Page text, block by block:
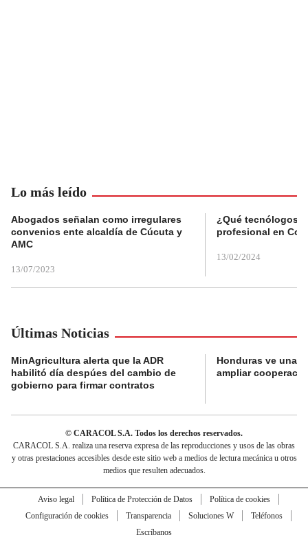
Lo más leído
Abogados señalan como irregulares
convenios ente alcaldía de Cúcuta y
AMC
13/07/2023
¿Qué tecnólogos
profesional en
13/02/2024
Últimas Noticias
MinAgricultura alerta que la ADR
habilitó día despúes del cambio de
gobierno para firmar contratos
Honduras ve una
ampliar
© CARACOL S.A. Todos los derechos reservados.
CARACOL S.A. realiza una reserva expresa de las reproducciones y usos de las obras
y otras prestaciones accesibles desde este sitio web a medios de lectura mecánica u otros
medios que resulten adecuados.
Aviso legal Política de Protección de Datos
Política de cookies
Configuración de cookies
Transparencia Soluciones W
Teléfonos
Escríbanos